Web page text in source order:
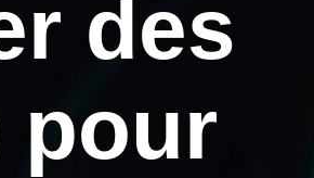
des
pour